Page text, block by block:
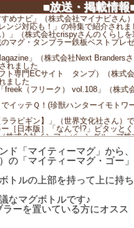
■放送・掲載情報
めナビ」（株式会社マイナビさん
ンジ対応も！」の特集で紹介されま
」（株式会社crispyさんのくらし
マグ・タンブラー鉄板ベストプレ
」（株式会社Next Branders
れました
ト専門ECサイト タンプ）（株式
ました
freek（フリーク） vol.108」（株
イッテＱ！(珍獣ハンターイモト
ラビギン】」（世界文化社さん）
［日本版］「なんで!?」ピタッと
株式会社インフォバーングループ
、田中宏和さん記事で紹介されまし
さん）で紹介されました
ドジーピー）（株式会社徳間書
）で紹介されました
ン10・11月号」（株式会社ブーン
ン 11号」（株式会社 スクウェア
レビさん）で紹介されました
バウトさん）で紹介されました
月号」(株式会社小学館集英社プ
(株式会社主婦と生活社さん)に掲載
ス」（フジテレビさん）で紹介さ
ド「マイティーマグ」から、
の「マイティーマグ・ゴー」
トルの上部を持って上に持ち
なマグボトルです♪
ーを置いている方にオスス